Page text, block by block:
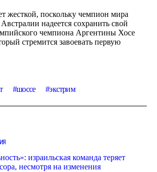
жесткой, поскольку чемпион мира
надеется сохранить свой
чемпиона Аргентины Хосе
стремится завоевать первую
шоссе экстрим
израильская команда теряет
несмотря на изменения